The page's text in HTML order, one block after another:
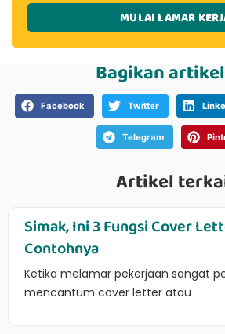
MULAI LAMAR
Bagikan
Facebook Twitter
Telegram
Artikel
Simak, Ini 3 Fungsi Cover
Contohnya
Ketika melamar pekerjaan sangat
mencantum cover letter atau